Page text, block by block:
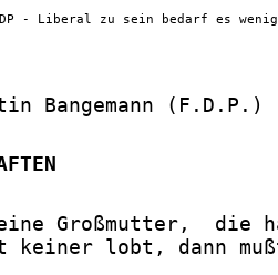
FDP - Liberal zu sein bedarf es wenig
Bangemann (F.D.P.)